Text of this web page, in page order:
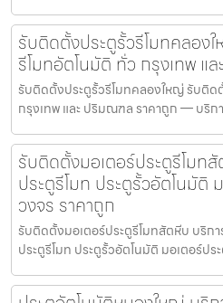
รับติดตั้งประตูรั้วรีโมทคลอง
รีโมทอัตโนมัติ ทั่ว กรุงเทพ แ
รับติดตั้งประตูรั้วรีโมทคลองใหญ่ รับติด
กรุงเทพ และ ปริมณฑล ราคาถูก — บริก
รับติดตั้งมอเตอร์ประตูรีโมท
ประตูรีโมท ประตูรั้วอัตโนมัติ
วงจร ราคาถูก
รับติดตั้งมอเตอร์ประตูรีโมทสัตหีบ บริก
ประตูรีโมท ประตูรั้วอัตโนมัติ มอเตอร์ปร